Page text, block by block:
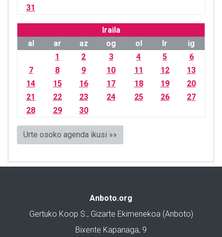
31
Iraila
al
ar az og ol lr
ig
1
2 3 4 5
6
7
8 9 10 11 12
13
14
15 16 17 18 19
20
21
22 23 24 25 26
27
28
29 30
Urte osoko agenda ikusi »»
Anboto.org
Gertuko Koop S., Gizarte Ekimenekoa (Anboto)
Bixente Kapanaga, 9